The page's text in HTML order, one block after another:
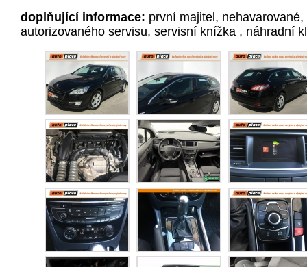
doplňující informace: první majitel,
autorizovaného servisu, servisní knížka , náhradní